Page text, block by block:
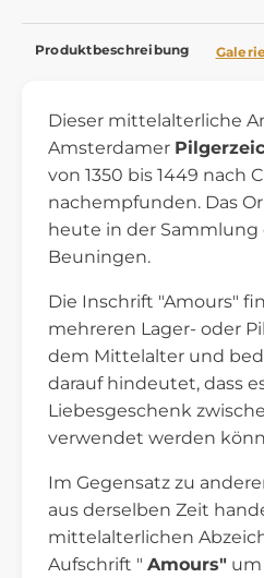
Produktbeschreibung
Dieser mittelalterliche
Amsterdamer
von 1350 bis 1449 nach
nachempfunden. Das
heute in der Sammlung
Beuningen.
Die Inschrift "Amours"
mehreren Lager- oder
dem Mittelalter und
darauf hindeutet, dass
Liebesgeschenk
verwendet werden
Im Gegensatz zu
aus derselben Zeit
mittelalterlichen
Aufschrift " Amours"